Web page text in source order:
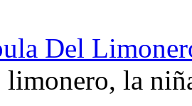
Del
limonero, la